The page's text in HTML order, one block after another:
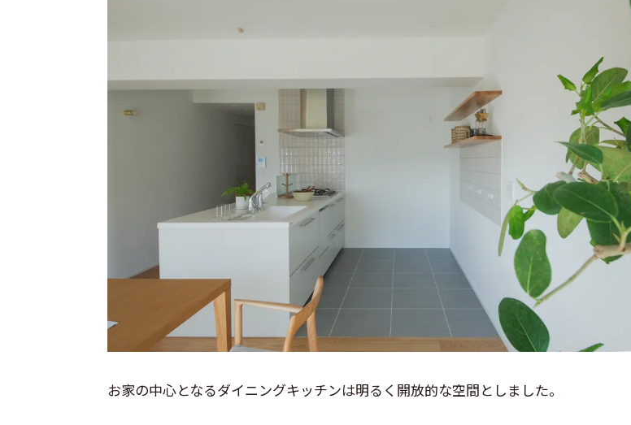
お家の中心となるダイニングキッチンは明るく開放的な空間としました。